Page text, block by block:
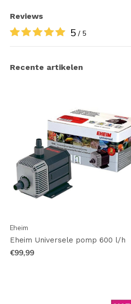
Reviews
5 / 5
Recente artikelen
Eheim
Eheim Universele pomp 600 l/h
€99,99